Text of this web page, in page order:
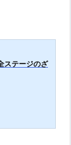
ステージのざ